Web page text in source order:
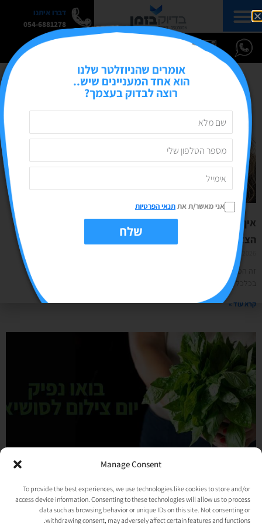
Manage Consent
To provide the best experiences, we use technologies like cookies to store and/or
access device information. Consenting to these technologies will allow us to process
data such as browsing behavior or unique IDs on this site. Not consenting or
withdrawing consent, may adversely affect certain features and functions.
דברו איתנו
054-6881278
איך מפרסמים טור דעה מקצועי באתר כלכלי מוביל?
הצצה למאחורי הקלעים
07/01/2026
בכלכליסט- אז איך עשיתי את זה? קבלו הצצה למאחורי הקלעים: יש לי
קרא עוד »
05/11/2024 אין תגובות
לפני כמה שבועות הפקתי יום צילום ללקוח קולינרי שלי בסוכנות. אני יודעת שכלפי חוץ,
סוכנות סושיאל ניראת נוצצת ופוטוגנית. עבודה כזאת שכל היום הולכים, מסתובבים
אומרים שהניוזלטר שלנו
הוא אחד המעניינים שיש..
רוצה לבדוק בעצמך?
אני מאשר/ת אתתנאי הפרטיות
שלח